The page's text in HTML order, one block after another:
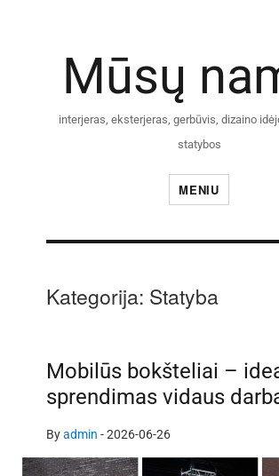
Mūsų
interjeras, eksterjeras, gerbūvis, dizaino
statybos
MENIU
Kategorija: Statyba
Mobilūs bokšteliai –
sprendimas vidaus
Byadmin -2026-06-26